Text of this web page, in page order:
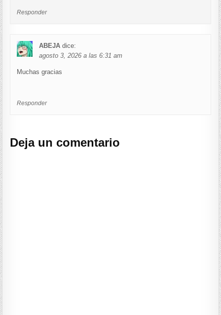
Responder
ABEJA dice:
agosto 3, 2026 a las 6:31 am
Muchas gracias
Responder
Deja un comentario